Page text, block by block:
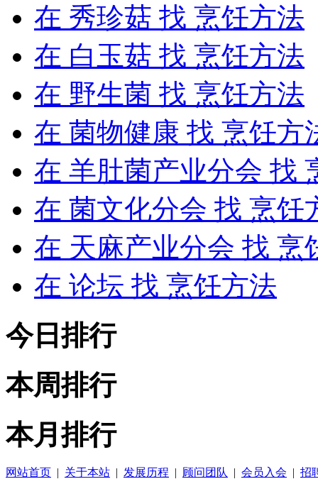
在 秀珍菇 找 烹饪方法
在 白玉菇 找 烹饪方法
在 野生菌 找 烹饪方法
在 菌物健康 找 烹饪方
在 羊肚菌产业分会 找
在 菌文化分会 找 烹饪
在 天麻产业分会 找 烹
在 论坛 找 烹饪方法
今日排行
本周排行
本月排行
网站首页 | 关于本站 | 发展历程 | 顾问团队 | 会员入会 | 招